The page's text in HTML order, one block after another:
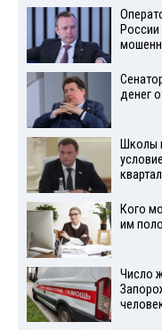
России
денег
Школы
Кого
им
Число